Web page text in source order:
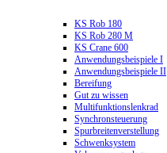
KS Rob 180
KS Rob 280 M
KS Crane 600
Anwendungsbeispiele I
Anwendungsbeispiele II
Bereifung
Gut zu wissen
Multifunktionslenkrad
Synchronsteuerung
Spurbreitenverstellung
Schwenksystem